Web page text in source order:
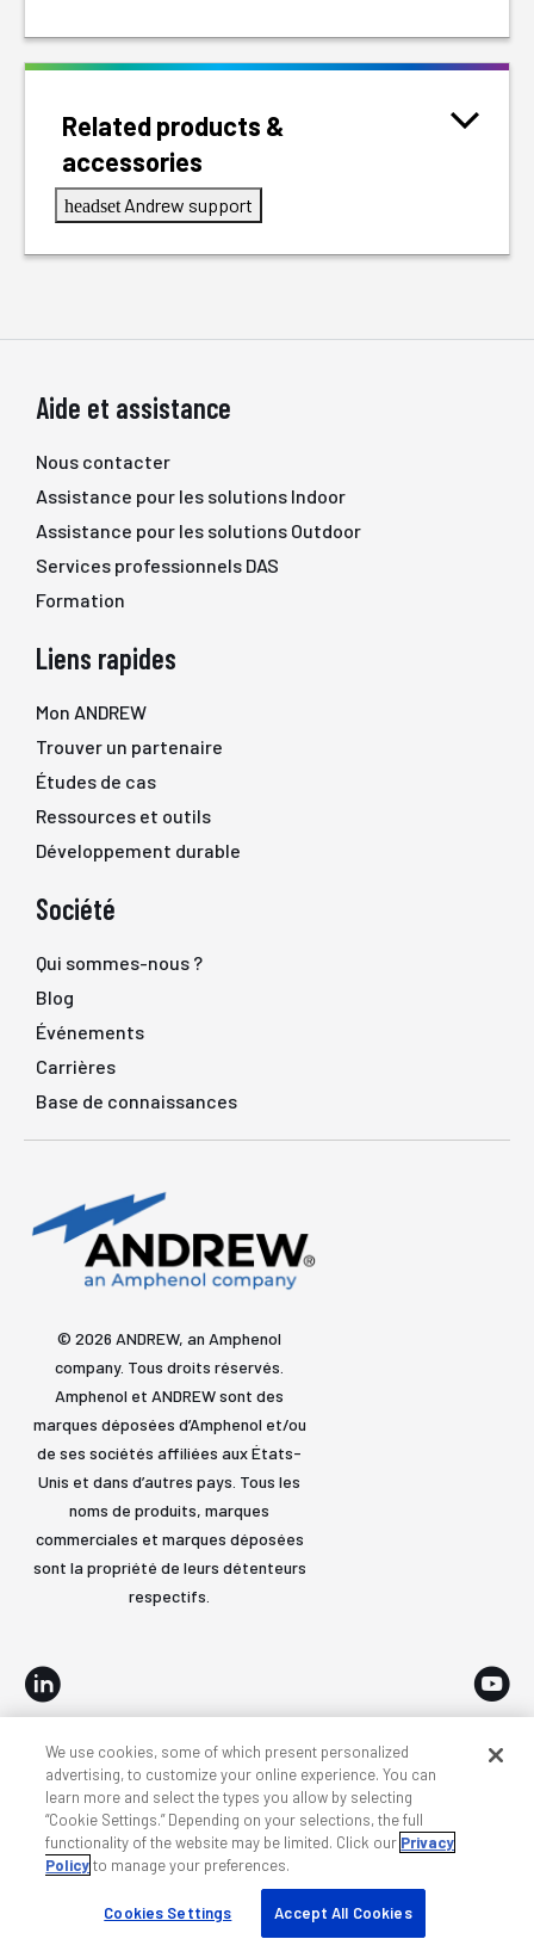
Related products &
accessories
headset Andrew support
Aide et assistance
Nous contacter
Assistance pour les solutions Indoor
Assistance pour les solutions Outdoor
Services professionnels DAS
Formation
Liens rapides
Mon ANDREW
Trouver un partenaire
Études de cas
Ressources et outils
Développement durable
Société
Qui sommes-nous ?
Blog
Événements
Carrières
Base de connaissances
© 2026 ANDREW, an Amphenol
company. Tous droits réservés.
Amphenol et ANDREW sont des
marques déposées d’Amphenol et/ou
de ses sociétés affiliées aux États-
Unis et dans d’autres pays. Tous les
noms de produits, marques
commerciales et marques déposées
sont la propriété de leurs détenteurs
respectifs.
Accessibilité Confidentialité et cookies Conditions
Plan du site
We use cookies, some of which present personalized
advertising, to customize your online experience. You can
learn more and select the types you allow by selecting
“Cookie Settings.” Depending on your selections, the full
functionality of the website may be limited. Click our Privacy
Policyto manage your preferences.
Cookies Settings Accept All Cookies